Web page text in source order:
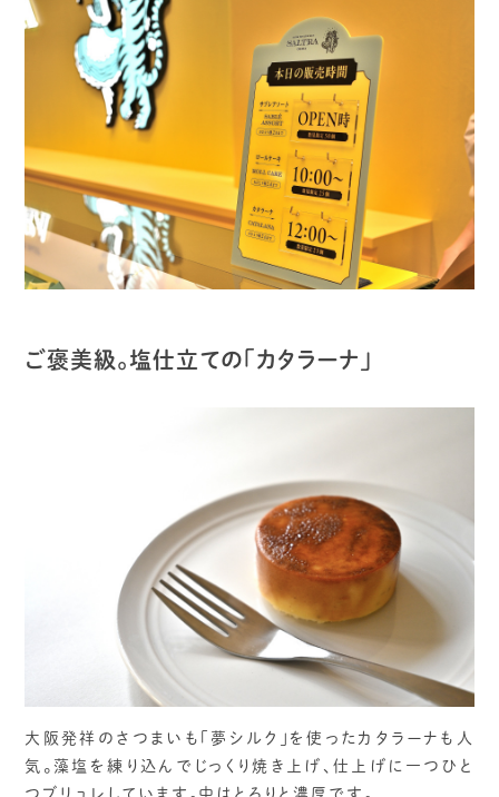
ご褒美級。塩仕立ての「カタラーナ」
大阪発祥のさつまいも「夢シルク」を使ったカタラーナも人
気。藻塩を練り込んでじっくり焼き上げ、仕上げに一つひと